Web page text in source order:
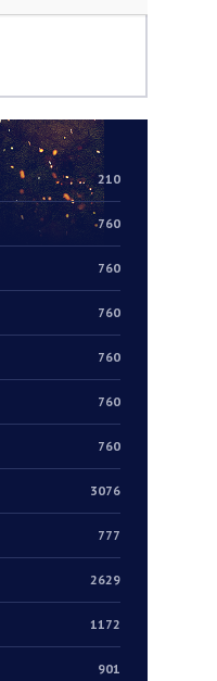
210
760
760
760
760
760
760
3076
777
2629
1172
901